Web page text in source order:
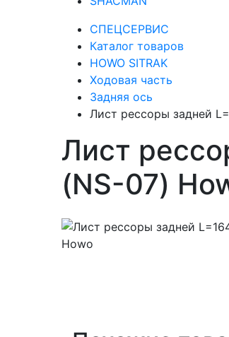
СПЕЦСЕРВИС
Каталог товаров
HOWO SITRAK
Ходовая часть
Задняя ось
Лист рессоры задней
Лист
(NS-07)